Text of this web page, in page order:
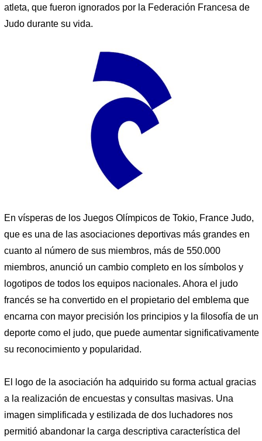
atleta, que fueron ignorados por la Federación Francesa de
Judo durante su vida.
En vísperas de los Juegos Olímpicos de Tokio, France Judo,
que es una de las asociaciones deportivas más grandes en
cuanto al número de sus miembros, más de 550.000
miembros, anunció un cambio completo en los símbolos y
logotipos de todos los equipos nacionales. Ahora el judo
francés se ha convertido en el propietario del emblema que
encarna con mayor precisión los principios y la filosofía de un
deporte como el judo, que puede aumentar significativamente
su reconocimiento y popularidad.
El logo de la asociación ha adquirido su forma actual gracias
a la realización de encuestas y consultas masivas. Una
imagen simplificada y estilizada de dos luchadores nos
permitió abandonar la carga descriptiva característica del